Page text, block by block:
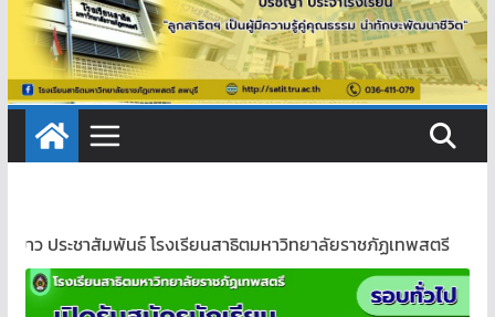
ยนสาธิตมหาวิทยาลัยราชภัฏเทพสตรี